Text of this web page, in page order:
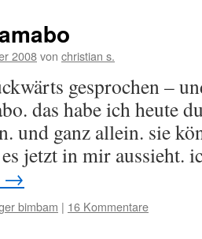
2008von christian s.
gesprochen –
das habe ich heute
und ganz allein. sie
jetzt in mir aussieht.
→
bimbam | 16 Kommentare